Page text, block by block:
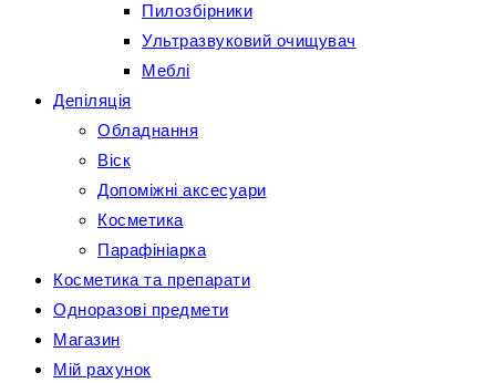
Пилозбірники
Ультразвуковий очищувач
Меблі
Депіляція
Обладнання
Віск
Допоміжні аксесуари
Косметика
Парафініарка
Косметика та препарати
Одноразові предмети
Магазин
Мій рахунок